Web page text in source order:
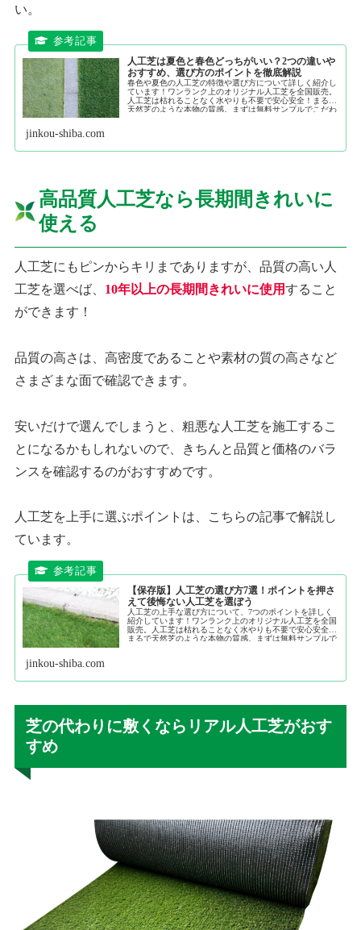
い。
人工芝は夏色と春色どっちがいい？2つの違いや
おすすめ、選び方のポイントを徹底解説
春色や夏色の人工芝の特徴や選び方について詳しく紹介し
ています！ワンランク上のオリジナル人工芝を全国販売。
人工芝は枯れることなく水やりも不要で安心安全！まるで
天然芝のような本物の質感。まずは無料サンプルでこだわ
jinkou-shiba.com
高品質人工芝なら長期間きれいに
使える
人工芝にもピンからキリまでありますが、品質の高い人
工芝を選べば、 10年以上の長期間きれいに使用すること
ができます！
品質の高さは、高密度であることや素材の質の高さなど
さまざまな面で確認できます。
安いだけで選んでしまうと、粗悪な人工芝を施工するこ
とになるかもしれないので、きちんと品質と価格のバラ
ンスを確認するのがおすすめです。
人工芝を上手に選ぶポイントは、こちらの記事で解説し
ています。
【保存版】人工芝の選び方7選！ポイントを押さ
えて後悔ない人工芝を選ぼう
人工芝の上手な選び方について、7つのポイントを詳しく
紹介しています！ワンランク上のオリジナル人工芝を全国
販売。人工芝は枯れることなく水やりも不要で安心安全！
まるで天然芝のような本物の質感。まずは無料サンプルで
jinkou-shiba.com
芝の代わりに敷くならリアル人工芝がおす
すめ